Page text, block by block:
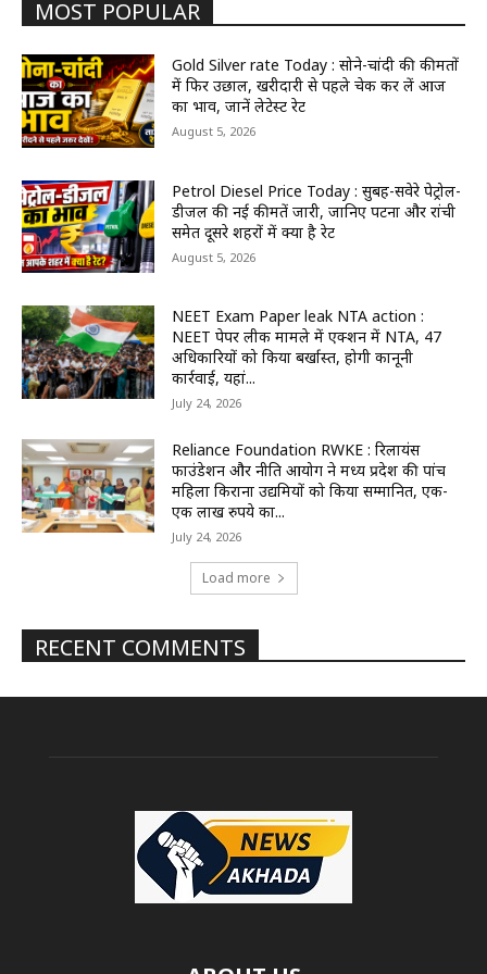
MOST POPULAR
Gold Silver rate Today : सोने-चांदी की कीमतों
में फिर उछाल, खरीदारी से पहले चेक कर लें आज
का भाव, जानें लेटेस्ट रेट
August 5, 2026
Petrol Diesel Price Today : सुबह-सवेरे पेट्रोल-
डीजल की नई कीमतें जारी, जानिए पटना और रांची
समेत दूसरे शहरों में क्या है रेट
August 5, 2026
NEET Exam Paper leak NTA action :
NEET पेपर लीक मामले में एक्शन में NTA, 47
अधिकारियों को किया बर्खास्त, होगी कानूनी
कार्रवाई, यहां...
July 24, 2026
Reliance Foundation RWKE : रिलायंस
फाउंडेशन और नीति आयोग ने मध्य प्रदेश की पांच
महिला किराना उद्यमियों को किया सम्मानित, एक-
एक लाख रुपये का...
July 24, 2026
Load more
RECENT COMMENTS